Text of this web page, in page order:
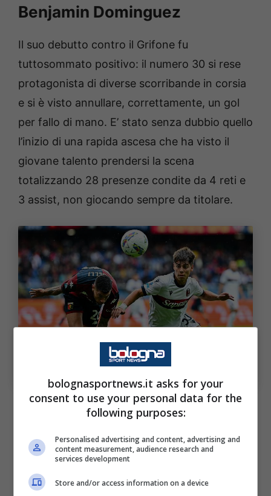
Benjamin Dominguez
Il suo debutto contro il Grifone fu
tuttosommato positivo: il numero 30 si rese
protagonista di diverse scorribande in corsia
e si è visto annullare, correttamente, un gol
per fallo di mano. E’ stato senza dubbio quello
l’inizio di una rapida ascesa che ha visto il
giovane talento prendersi la scena
totalizzando 28 presenze condite da 4 reti e
3 assist, non giocando sempre da titolare.
consecutiva: la storia di Benjamin Dominguez. Bologna
Sport News (Photo by Simone Arveda/Getty Images Via
Numeri che certificano un talento cristallino
nelle mani di un allenatore molto abile
nell’esaltare gli esterni offensivi. Il mercato
estivo però ha portato con sé diversi dubbi,
visto l’arrivo diRowee la conferma di
bolognasportnews.it asks for your
consent to use your personal data for the
following purposes:
Personalised advertising and content, advertising and
content measurement, audience research and
services development
Store and/or access information on a device